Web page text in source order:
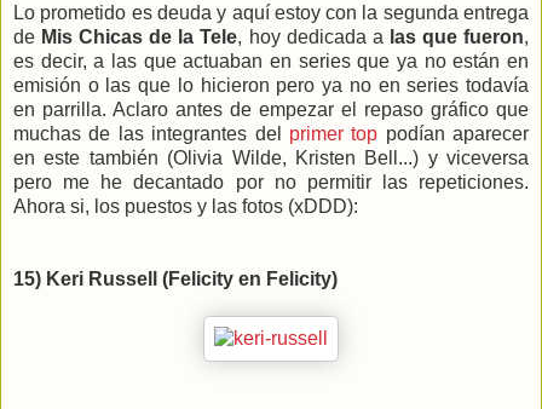
Lo prometido es deuda y aquí estoy con la segunda entrega
de Mis Chicas de la Tele, hoy dedicada a las que fueron,
es decir, a las que actuaban en series que ya no están en
emisión o las que lo hicieron pero ya no en series todavía
en parrilla. Aclaro antes de empezar el repaso gráfico que
muchas de las integrantes del primer top podían aparecer
en este también (Olivia Wilde, Kristen Bell...) y viceversa
pero me he decantado por no permitir las repeticiones.
Ahora si, los puestos y las fotos (xDDD):
15) Keri Russell (Felicity en Felicity)